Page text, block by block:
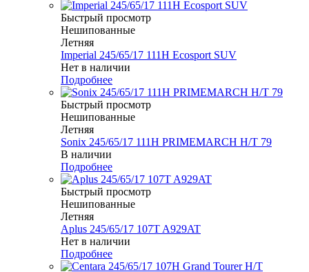
Быстрый просмотр
Нешипованные
Летняя
Imperial 245/65/17 111H Ecosport SUV
Нет в наличии
Подробнее
Быстрый просмотр
Нешипованные
Летняя
Sonix 245/65/17 111H PRIMEMARCH H/T 79
В наличии
Подробнее
Быстрый просмотр
Нешипованные
Летняя
Aplus 245/65/17 107T A929AT
Нет в наличии
Подробнее